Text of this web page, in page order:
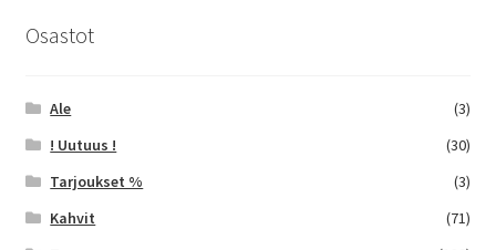
Osastot
Ale
(3)
! Uutuus !
(30)
Tarjoukset %
(3)
Kahvit
(71)